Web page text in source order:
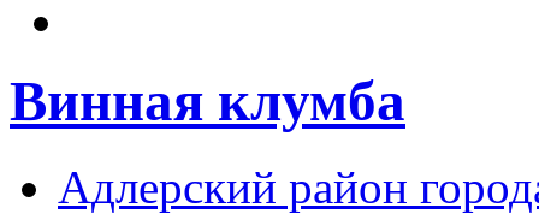
Винная клумба
Адлерский район